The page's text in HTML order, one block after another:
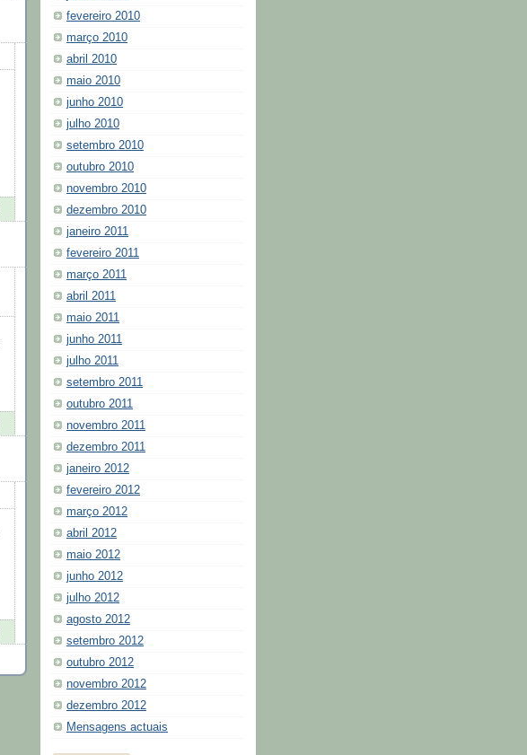
fevereiro 2010
março 2010
abril 2010
maio 2010
junho 2010
julho 2010
setembro 2010
outubro 2010
novembro 2010
dezembro 2010
janeiro 2011
fevereiro 2011
março 2011
abril 2011
maio 2011
junho 2011
julho 2011
setembro 2011
outubro 2011
novembro 2011
dezembro 2011
janeiro 2012
fevereiro 2012
março 2012
abril 2012
maio 2012
junho 2012
julho 2012
agosto 2012
setembro 2012
outubro 2012
novembro 2012
dezembro 2012
Mensagens actuais